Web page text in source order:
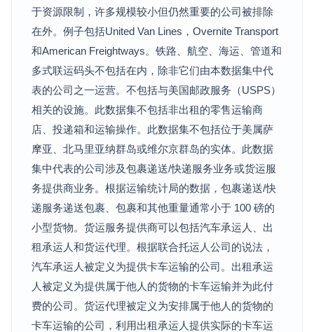
于资源限制，许多规模较小但仍然重要的公司被排除
在外。例子包括United Van Lines，Overnite Transport
和American Freightways。铁路、航空、海运、管道和
多式联运码头不包括在内，除非它们由本数据集中代
表的公司之一运营。不包括与美国邮政服务（USPS）
相关的设施。此数据集不包括非出租的零售运输商
店、投递箱和运输操作。此数据集不包括位于美属萨
摩亚、北马里亚纳群岛或维尔京群岛的实体。此数据
集中代表的公司涉及包裹递送/快递服务业务或货运服
务提供商业务。根据运输统计局的数据，包裹递送/快
递服务递送包裹、包裹和其他重量通常小于 100 磅的
小型货物。货运服务提供商可以包括汽车承运人、出
租承运人和货运代理。根据联合托运人公司的说法，
汽车承运人被定义为提供卡车运输的公司。出租承运
人被定义为提供属于他人的货物的卡车运输并为此付
费的公司。货运代理被定义为安排属于他人的货物的
卡车运输的公司，利用出租承运人提供实际的卡车运